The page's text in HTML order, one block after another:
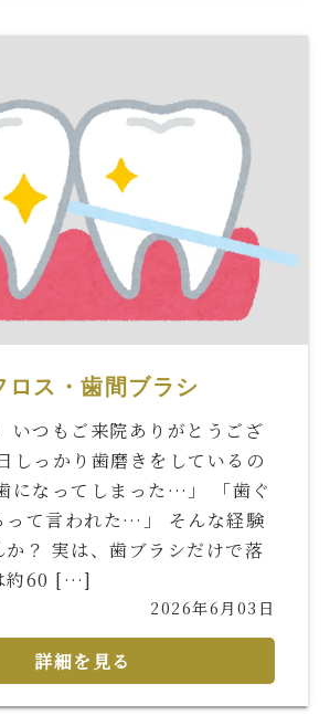
ロス・歯間ブラシ
いつもご来院ありがとうござ
しっかり歯磨きをしているの
になってしまった…」 「歯ぐ
って言われた…」 そんな経験
か？ 実は、歯ブラシだけで落
約60 […]
2026年6月03日
詳細を見る